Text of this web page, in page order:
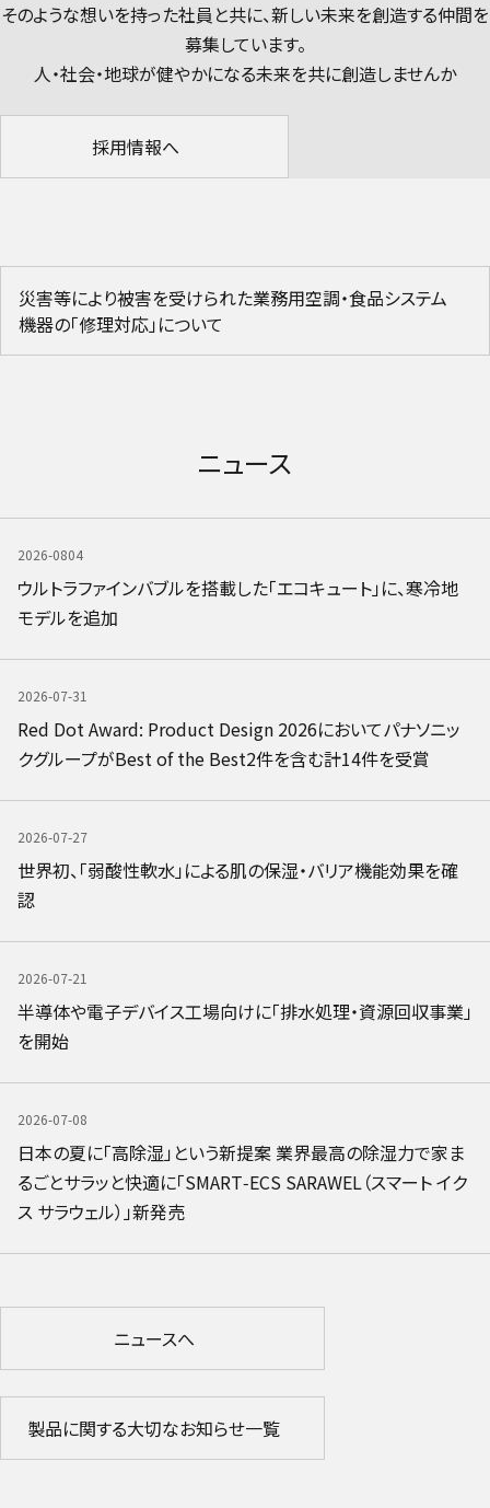
そのような想いを持った社員と共に、新しい未来を創造する仲間を
募集しています。
人・社会・地球が健やかになる未来を共に創造しませんか
採用情報へ
災害等により被害を受けられた業務用空調・食品システム
機器の「修理対応」について
ニュース
2026-0804
ウルトラファインバブルを搭載した「エコキュート」に、寒冷地
モデルを追加
2026-07-31
Red Dot Award: Product Design 2026においてパナソニッ
クグループがBest of the Best2件を含む計14件を受賞
2026-07-27
世界初、「弱酸性軟水」による肌の保湿・バリア機能効果を確
認
2026-07-21
半導体や電子デバイス工場向けに「排水処理・資源回収事業」
を開始
2026-07-08
日本の夏に「高除湿」という新提案 業界最高の除湿力で家ま
るごとサラッと快適に「SMART‑ECS SARAWEL（スマート イク
ス サラウェル）」新発売
ニュースへ
製品に関する大切なお知らせ一覧